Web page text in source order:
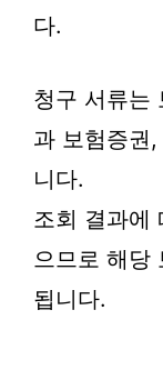
다.
청구 서류는
과 보험증권
니다.
조회 결과에
으므로 해당
됩니다.